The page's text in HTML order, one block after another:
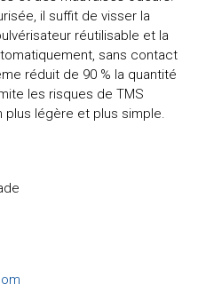
il suffit de visser la
réutilisable et la
sans contact
réduit de 90 % la quantité
les risques de TMS
plus légère et plus simple.